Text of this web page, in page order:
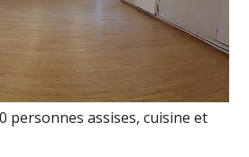
personnes assises, cuisine et